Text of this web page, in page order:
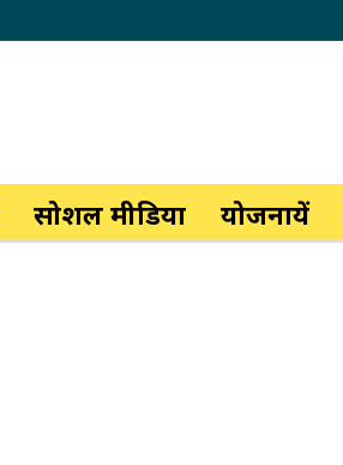
सोशल मीडिया योजनायें